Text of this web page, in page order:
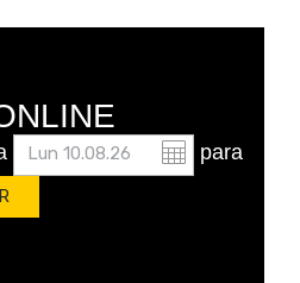
para